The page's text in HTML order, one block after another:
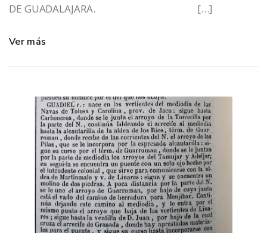
DE GUADALAJARA. […]
Ver más